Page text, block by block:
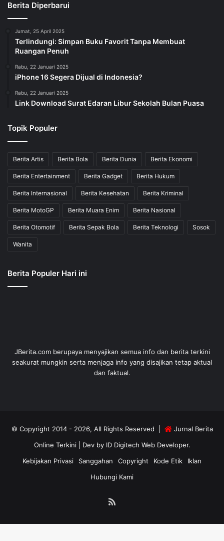
Berita Diperbarui
Jumat, 25 April 2025
Terlindungi: Simpan Buku Favorit Tanpa Membuat
Ruangan Penuh
Rabu, 22 Januari 2025
iPhone 16 Segera Dijual di Indonesia?
Rabu, 22 Januari 2025
Link Download Surat Edaran Libur Sekolah Bulan Puasa
Topik Populer
Berita Artis Berita Bola Berita Dunia Berita Ekonomi
Berita Entertainment Berita Gadget Berita Hukum
Berita Internasional Berita Kesehatan Berita Kriminal
Berita MotoGP Berita Muara Enim Berita Nasional
Berita Otomotif Berita Sepak Bola Berita Teknologi Sosok
Wanita
Berita Populer Hari ini
JBerita.com berupaya menyajikan semua info dan berita terkini
seakurat mungkin serta menjaga info yang disajikan tetap aktual
dan faktual.
© Copyright 2014 - 2026, All Rights Reserved |
Jurnal Berita
Online Terkini| Dev by ID Digitech Web Developer.
Kebijakan Privasi
Sanggahan Copyright Kode Etik
Iklan
Hubungi Kami
RSS